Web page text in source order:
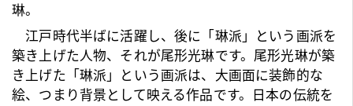
琳。
江戸時代半ばに活躍し、後に「琳派」という画派を
築き上げた人物、それが尾形光琳です。尾形光琳が築
き上げた「琳派」という画派は、大画面に装飾的な
絵、つまり背景として映える作品です。日本の伝統を